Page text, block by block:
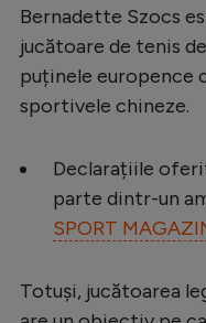
Serie A
EURO
Stranieri
Bernadette Szocs
jucătoare de tenis
puținele europence
sportivele chineze.
Declarațiile
parte dintr-un
SPORT
Totuși, jucătoarea